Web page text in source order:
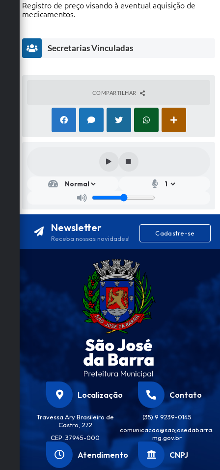
Registro de preço visando à eventual aquisição de
medicamentos.
Secretarias Vinculadas
etar
Flávi
COMPARTILHAR
Newsletter
Receba nossas novidades!
Cadastre-se
Localização
Travessa Ary Brasileiro de
Castro, 272
CEP: 37945-000
Contato
(35) 9 9239-0145
comunicacao@saojosedabarra.
mg.gov.br
Atendimento CNPJ